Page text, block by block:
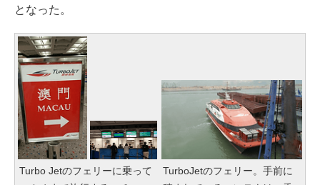
となった。
Turbo Jetのフェリーに乗って
TurboJetのフェリー。手前に